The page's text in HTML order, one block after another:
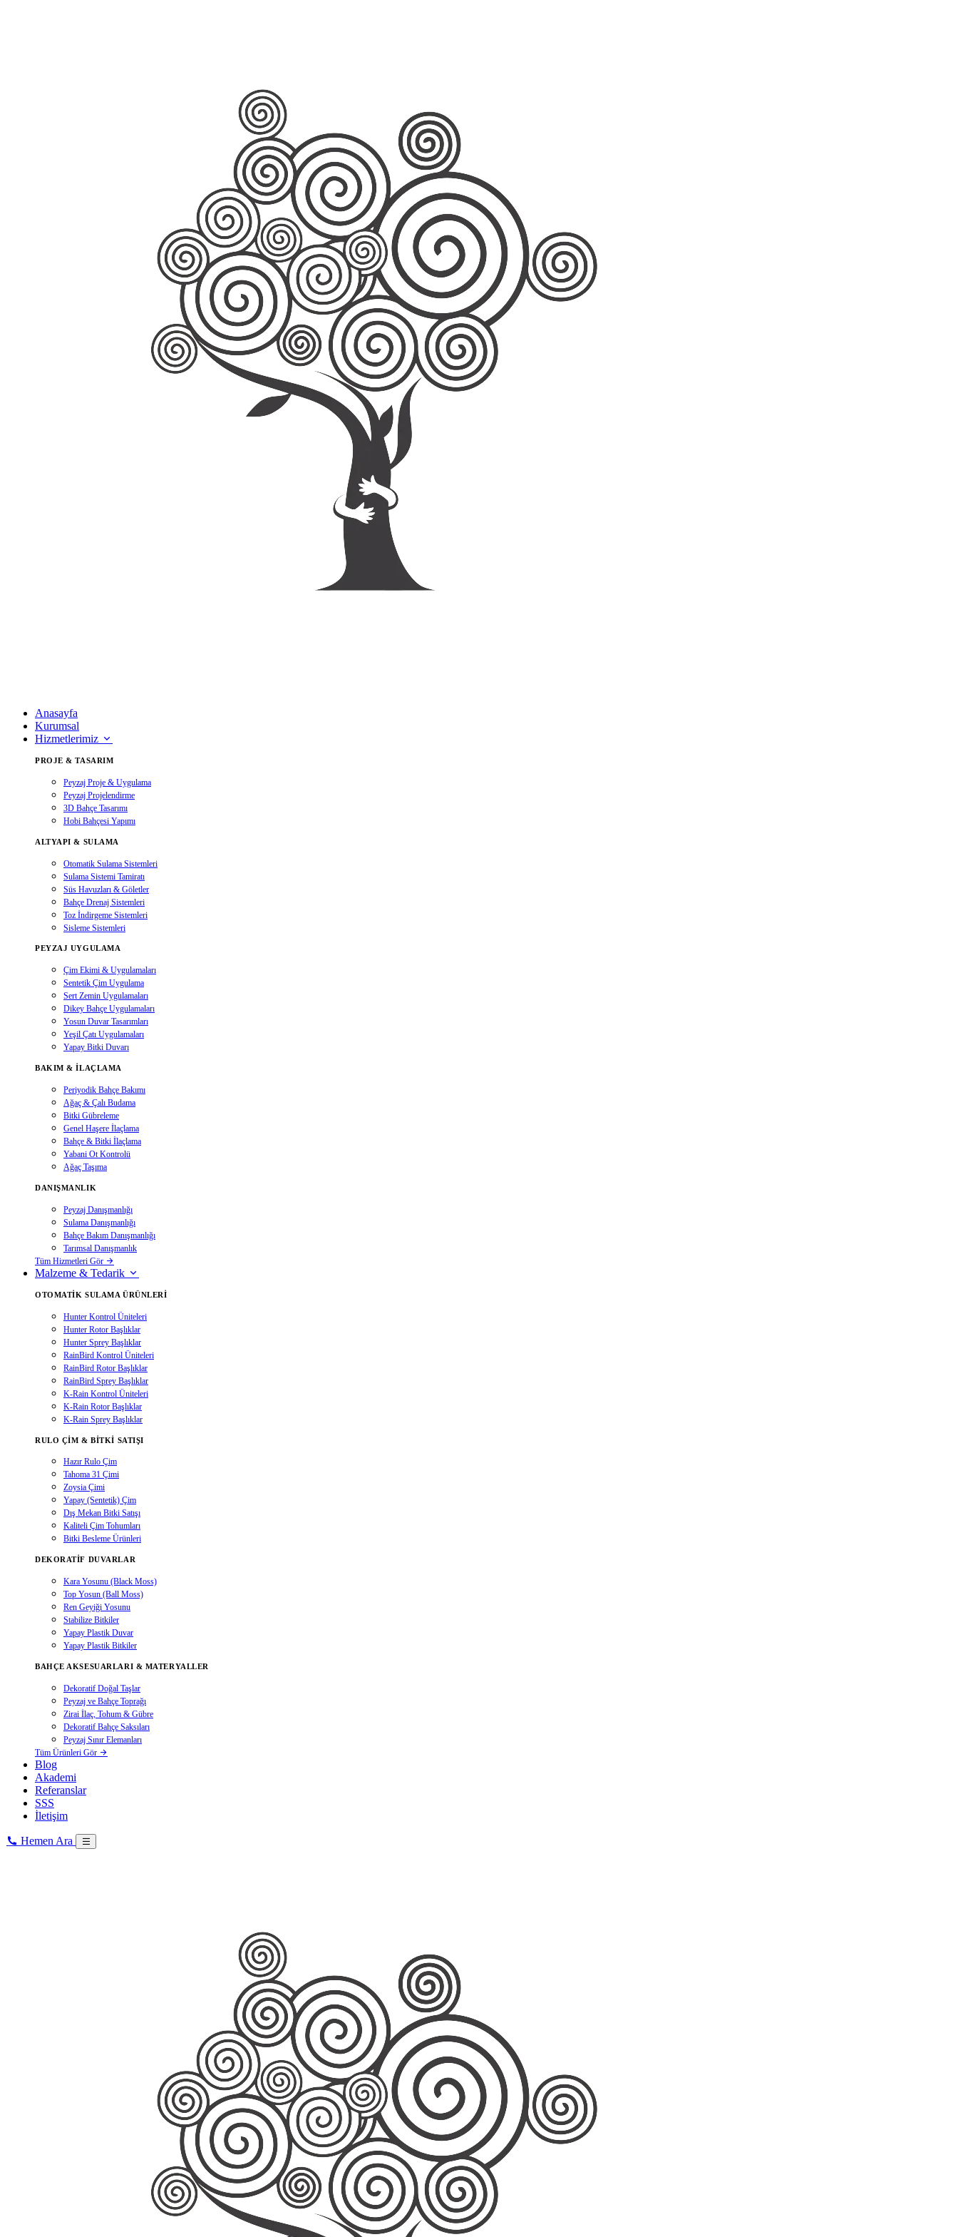
Anasayfa
Kurumsal
Hizmetlerimiz
PROJE & TASARIM
Peyzaj Proje & Uygulama
Peyzaj Projelendirme
3D Bahçe Tasarımı
Hobi Bahçesi Yapımı
ALTYAPI & SULAMA
Otomatik Sulama Sistemleri
Sulama Sistemi Tamiratı
Süs Havuzları & Göletler
Bahçe Drenaj Sistemleri
Toz İndirgeme Sistemleri
Sisleme Sistemleri
PEYZAJ UYGULAMA
Çim Ekimi & Uygulamaları
Sentetik Çim Uygulama
Sert Zemin Uygulamaları
Dikey Bahçe Uygulamaları
Yosun Duvar Tasarımları
Yeşil Çatı Uygulamaları
Yapay Bitki Duvarı
BAKIM & İLAÇLAMA
Periyodik Bahçe Bakımı
Ağaç & Çalı Budama
Bitki Gübreleme
Genel Haşere İlaçlama
Bahçe & Bitki İlaçlama
Yabani Ot Kontrolü
Ağaç Taşıma
DANIŞMANLIK
Peyzaj Danışmanlığı
Sulama Danışmanlığı
Bahçe Bakım Danışmanlığı
Tarımsal Danışmanlık
Tüm Hizmetleri Gör
Malzeme & Tedarik
OTOMATIK SULAMA ÜRÜNLERI
Hunter Kontrol Üniteleri
Hunter Rotor Başlıklar
Hunter Sprey Başlıklar
RainBird Kontrol Üniteleri
RainBird Rotor Başlıklar
RainBird Sprey Başlıklar
K-Rain Kontrol Üniteleri
K-Rain Rotor Başlıklar
K-Rain Sprey Başlıklar
RULO ÇIM & BITKI SATIŞI
Hazır Rulo Çim
Tahoma 31 Çimi
Zoysia Çimi
Yapay (Sentetik) Çim
Dış Mekan Bitki Satışı
Kaliteli Çim Tohumları
Bitki Besleme Ürünleri
DEKORATIF DUVARLAR
Kara Yosunu (Black Moss)
Top Yosun (Ball Moss)
Ren Geyiği Yosunu
Stabilize Bitkiler
Yapay Plastik Duvar
Yapay Plastik Bitkiler
BAHÇE AKSESUARLARI & MATERYALLER
Dekoratif Doğal Taşlar
Peyzaj ve Bahçe Toprağı
Zirai İlaç, Tohum & Gübre
Dekoratif Bahçe Saksıları
Peyzaj Sınır Elemanları
Tüm Ürünleri Gör
Blog
Akademi
Referanslar
SSS
İletişim
Hemen Ara